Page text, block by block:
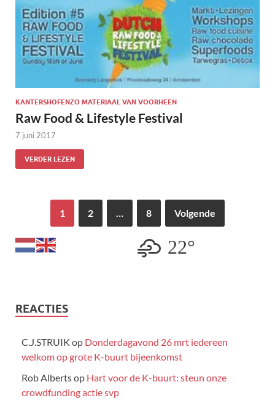
KANTERSHOFENZO MATERIAAL VAN VOORHEEN
Raw Food & Lifestyle Festival
7 juni 2017
VERDER LEZEN
1 2 8 Volgende
22°
REACTIES
C.J.STRUIK op Donderdagavond 26 mrt iedereen
welkom op grote K-buurt bijeenkomst
Rob Albertsop Hart voor de K-buurt: steun onze
crowdfunding actie svp